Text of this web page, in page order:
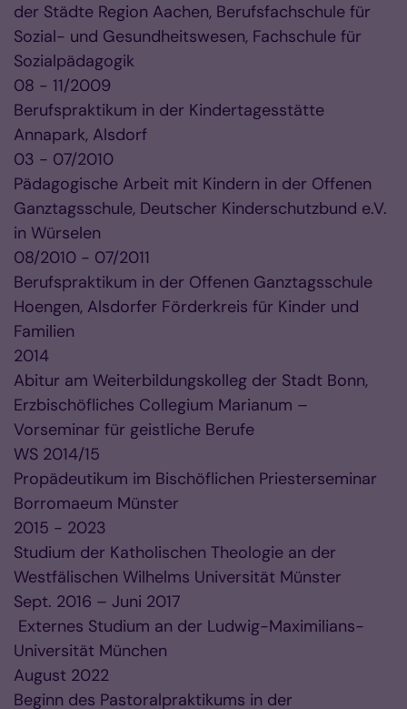
der Städte Region Aachen, Berufsfachschule für
Sozial- und Gesundheitswesen, Fachschule für
Sozialpädagogik
08 - 11/2009
Berufspraktikum in der Kindertagesstätte
Annapark, Alsdorf
03 - 07/2010
Pädagogische Arbeit mit Kindern in der Offenen
Ganztagsschule, Deutscher Kinderschutzbund e.V.
in Würselen
08/2010 - 07/2011
Berufspraktikum in der Offenen Ganztagsschule
Hoengen, Alsdorfer Förderkreis für Kinder und
Familien
2014
Abitur am Weiterbildungskolleg der Stadt Bonn,
Erzbischöfliches Collegium Marianum –
Vorseminar für geistliche Berufe
WS 2014/15
Propädeutikum im Bischöflichen Priesterseminar
Borromaeum Münster
2015 - 2023
Studium der Katholischen Theologie an der
Westfälischen Wilhelms Universität Münster
Sept. 2016 – Juni 2017
Externes Studium an der Ludwig-Maximilians-
Universität München
August 2022
Beginn des Pastoralpraktikums in der